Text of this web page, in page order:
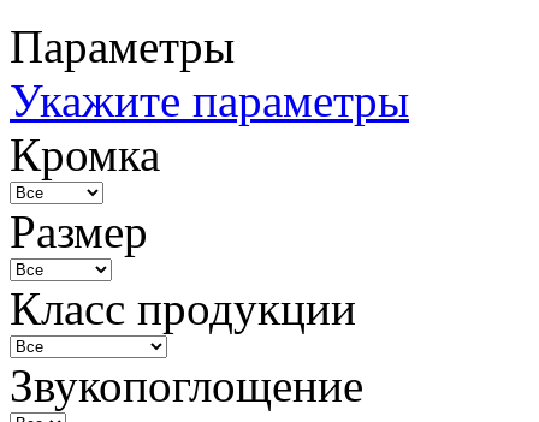
Параметры
Укажите параметры
Кромка
Размер
Класс продукции
Звукопоглощение